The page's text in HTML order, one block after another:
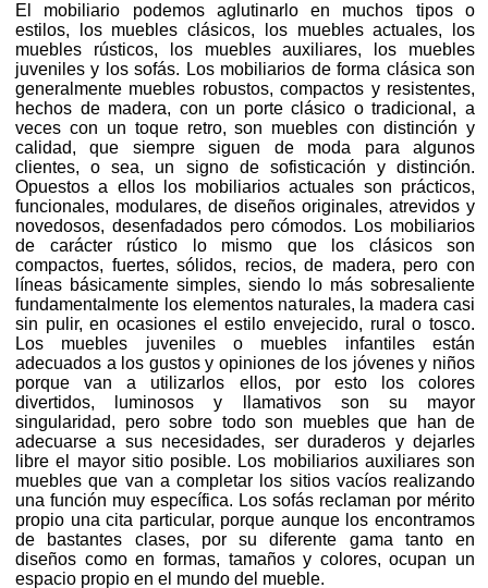
El mobiliario podemos aglutinarlo en muchos tipos o
estilos, los muebles clásicos, los muebles actuales, los
muebles rústicos, los muebles auxiliares, los muebles
juveniles y los sofás. Los mobiliarios de forma clásica son
generalmente muebles robustos, compactos y resistentes,
hechos de madera, con un porte clásico o tradicional, a
veces con un toque retro, son muebles con distinción y
calidad, que siempre siguen de moda para algunos
clientes, o sea, un signo de sofisticación y distinción.
Opuestos a ellos los mobiliarios actuales son prácticos,
funcionales, modulares, de diseños originales, atrevidos y
novedosos, desenfadados pero cómodos. Los mobiliarios
de carácter rústico lo mismo que los clásicos son
compactos, fuertes, sólidos, recios, de madera, pero con
líneas básicamente simples, siendo lo más sobresaliente
fundamentalmente los elementos naturales, la madera casi
sin pulir, en ocasiones el estilo envejecido, rural o tosco.
Los muebles juveniles o muebles infantiles están
adecuados a los gustos y opiniones de los jóvenes y niños
porque van a utilizarlos ellos, por esto los colores
divertidos, luminosos y llamativos son su mayor
singularidad, pero sobre todo son muebles que han de
adecuarse a sus necesidades, ser duraderos y dejarles
libre el mayor sitio posible. Los mobiliarios auxiliares son
muebles que van a completar los sitios vacíos realizando
una función muy específica. Los sofás reclaman por mérito
propio una cita particular, porque aunque los encontramos
de bastantes clases, por su diferente gama tanto en
diseños como en formas, tamaños y colores, ocupan un
espacio propio en el mundo del mueble.